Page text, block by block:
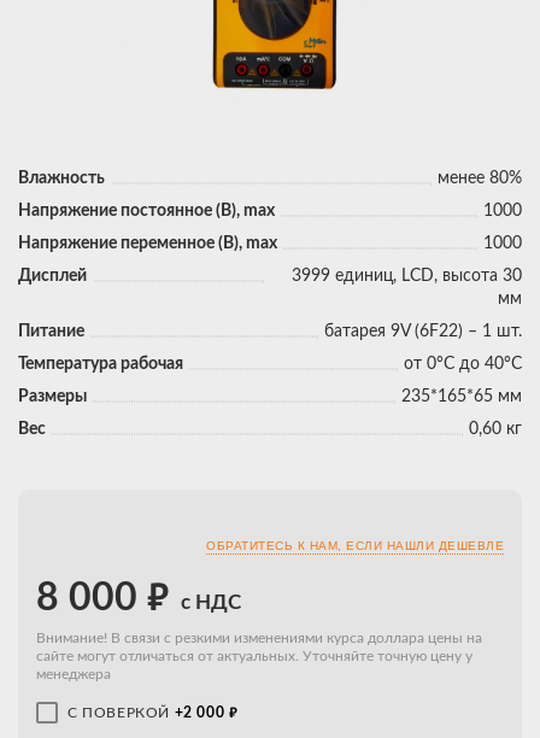
Влажность
менее 80%
Напряжение постоянное (В), max
1000
Напряжение переменное (В), max
1000
Дисплей
3999 единиц, LCD, высота 30
мм
Питание
батарея 9V (6F22) – 1 шт.
Температура рабочая
от 0°С до 40°С
Размеры
235*165*65 мм
Вес
0,60 кг
ОБРАТИТЕСЬ К НАМ, ЕСЛИ НАШЛИ ДЕШЕВЛЕ
8 000 ₽ с НДС
Внимание! В связи с резкими изменениями курса доллара цены на
сайте могут отличаться от актуальных. Уточняйте точную цену у
менеджера
С ПОВЕРКОЙ +2 000 ₽